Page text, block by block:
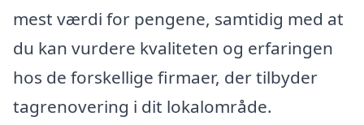
mest værdi for pengene, samtidig med at
du kan vurdere kvaliteten og erfaringen
hos de forskellige firmaer, der tilbyder
tagrenovering i dit lokalområde.